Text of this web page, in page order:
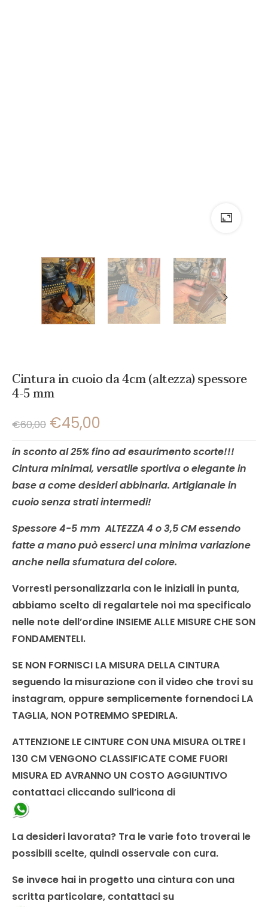
Cintura in cuoio da 4cm (altezza) spessore
4-5 mm
€60,00 €45,00
in sconto al 25% fino ad esaurimento scorte!!!
Cintura minimal, versatile sportiva o elegante in
base a come desideri abbinarla.Artigianale in
cuoio senza strati intermedi!
Spessore 4-5 mm ALTEZZA 4 o 3,5 CM essendo
fatte a mano può esserci una minima variazione
anche nella sfumatura del colore.
Vorresti personalizzarla con le iniziali in punta,
abbiamo scelto di regalartele noi ma specificalo
nelle note dell’ordine INSIEME ALLE MISURE CHE SON
FONDAMENTELI.
SE NON FORNISCI LA MISURA DELLA CINTURA
seguendo la misurazione con il video che trovi su
instagram, oppure semplicemente fornendoci LA
TAGLIA, NON POTREMMO SPEDIRLA.
ATTENZIONE LE CINTURE CON UNA MISURA OLTRE I
130 CM VENGONO CLASSIFICATE COME FUORI
MISURA ED AVRANNO UN COSTO AGGIUNTIVO
contattaci cliccando sull’icona di
La desideri lavorata? Tra le varie foto troverai le
possibili scelte, quindi osservale con cura.
Se invece hai in progetto una cintura con una
scritta particolare, contattaci su